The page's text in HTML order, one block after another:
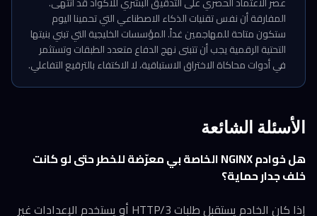
المفارقة أن نفس تقنيات الذكاء الاصطناعي التي تحمينا اليوم
ستكون متاحة للمهاجمين غداً. المؤسسات الخليجية التي تبني بنيتها
التحتية الرقمية يجب أن تتبنى نهج الدفاع متعدد الطبقات وتستثمر
في أدوات محاكاة الاختراق الاستباقية، لا الاكتفاء بالترقيع التفاعلي.
الأسئلة الشائعة
هل خوادم NGINX الخاصة بي معرّضة للخطر حتى لو كانت
خلف جدار حماية؟
إذا كان الخادم يستقبل طلبات HTTP/3 أو يستخدم الإعدادات غير